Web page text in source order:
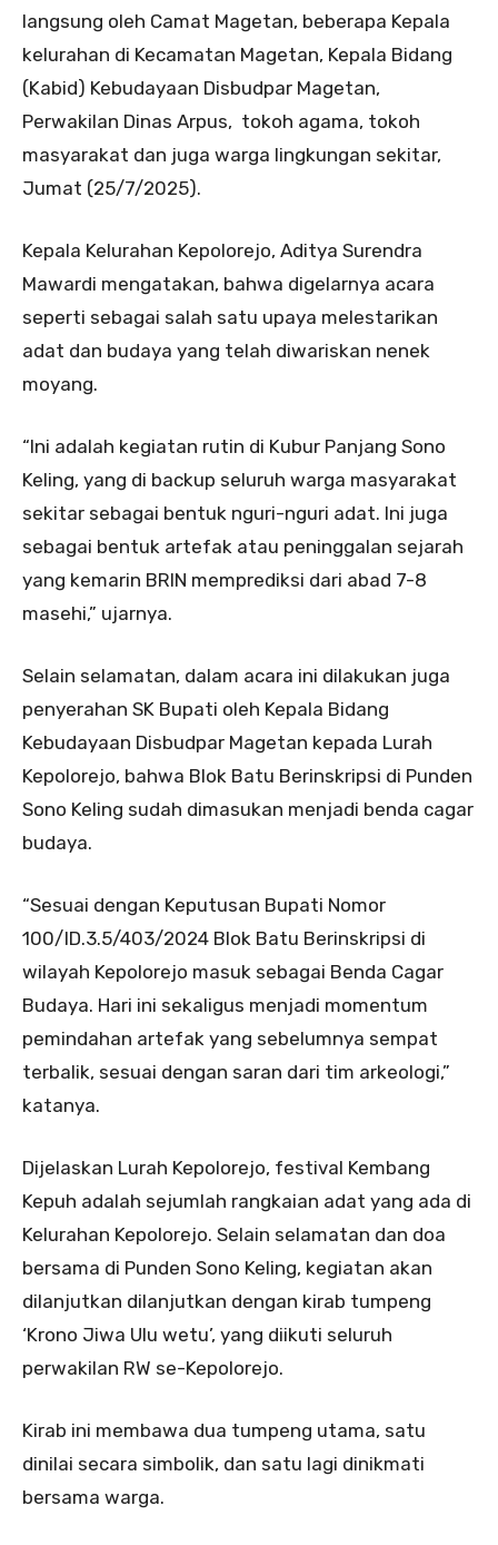
langsung oleh Camat Magetan, beberapa Kepala
kelurahan di Kecamatan Magetan, Kepala Bidang
(Kabid) Kebudayaan Disbudpar Magetan,
Perwakilan Dinas Arpus, tokoh agama, tokoh
masyarakat dan juga warga lingkungan sekitar,
Jumat (25/7/2025).
Kepala Kelurahan Kepolorejo, Aditya Surendra
Mawardi mengatakan, bahwa digelarnya acara
seperti sebagai salah satu upaya melestarikan
adat dan budaya yang telah diwariskan nenek
moyang.
“Ini adalah kegiatan rutin di Kubur Panjang Sono
Keling, yang di backup seluruh warga masyarakat
sekitar sebagai bentuk nguri-nguri adat. Ini juga
sebagai bentuk artefak atau peninggalan sejarah
yang kemarin BRIN memprediksi dari abad 7-8
masehi,” ujarnya.
Selain selamatan, dalam acara ini dilakukan juga
penyerahan SK Bupati oleh Kepala Bidang
Kebudayaan Disbudpar Magetan kepada Lurah
Kepolorejo, bahwa Blok Batu Berinskripsi di Punden
Sono Keling sudah dimasukan menjadi benda cagar
budaya.
“Sesuai dengan Keputusan Bupati Nomor
100/ID.3.5/403/2024 Blok Batu Berinskripsi di
wilayah Kepolorejo masuk sebagai Benda Cagar
Budaya. Hari ini sekaligus menjadi momentum
pemindahan artefak yang sebelumnya sempat
terbalik, sesuai dengan saran dari tim arkeologi,”
katanya.
Dijelaskan Lurah Kepolorejo, festival Kembang
Kepuh adalah sejumlah rangkaian adat yang ada di
Kelurahan Kepolorejo. Selain selamatan dan doa
bersama di Punden Sono Keling, kegiatan akan
dilanjutkan dilanjutkan dengan kirab tumpeng
‘Krono Jiwa Ulu wetu’, yang diikuti seluruh
perwakilan RW se-Kepolorejo.
Kirab ini membawa dua tumpeng utama, satu
dinilai secara simbolik, dan satu lagi dinikmati
bersama warga.